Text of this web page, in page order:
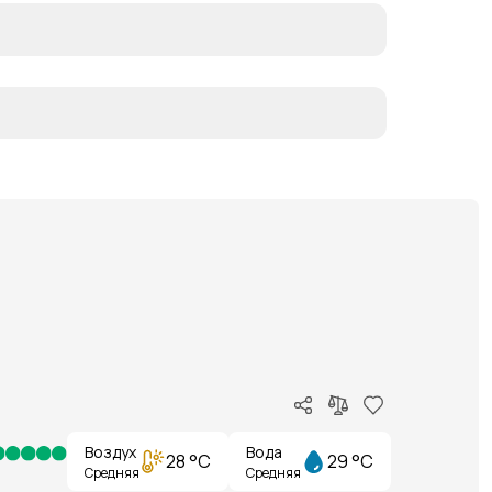
Воздух
Средняя 28 °C Вода
Средняя 29 °C